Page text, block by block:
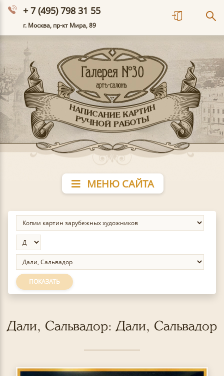
+ 7 (495) 798 31 55
г. Москва, пр-кт Мира, 89
МЕНЮ САЙТА
ПОКАЗАТЬ
Дали, Сальвадор: Дали, Сальвадор